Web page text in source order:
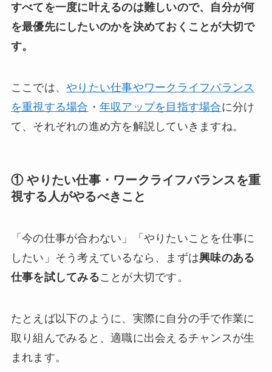
すべてを一度に叶えるのは難しいので、自分が何
を最優先にしたいのかを決めておくことが大切で
す。
ここでは、やりたい仕事やワークライフバランス
を重視する場合 ・ 年収アップを目指す場合に分け
て、それぞれの進め方を解説していきますね。
① やりたい仕事・ワークライフバランスを重
視する人がやるべきこと
「今の仕事が合わない」「やりたいことを仕事に
したい」そう考えているなら、まずは興味のある
仕事を試してみることが大切です。
たとえば以下のように、実際に自分の手で作業に
取り組んでみると、適職に出会えるチャンスが生
まれます。